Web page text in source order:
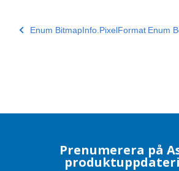
Enum BitmapInfo.PixelFormat Enum
Prenumerera på